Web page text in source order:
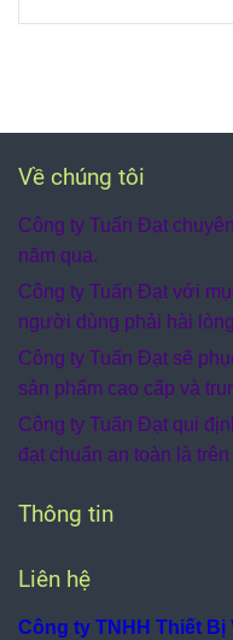
Về chúng tôi
Công ty Tuấn Đạt
năm qua.
Công ty Tuấn Đạt với
người dùng phải hài
Công ty Tuấn Đạt sẽ
sản phẩm cao cấp và
Công ty Tuấn Đạt qui
đạt chuẩn an toàn là trên
Thông tin
Liên hệ
Công ty TNHH Thiết Bị